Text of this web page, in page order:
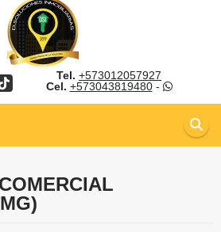
Tel. +573012057927
Cel. +573043819480-